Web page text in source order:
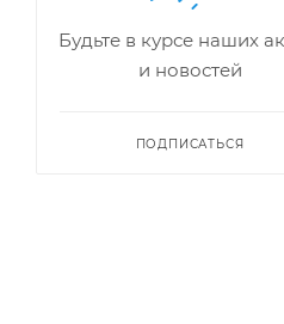
Будьте в курсе наших
и новостей
ПОДПИСАТЬСЯ